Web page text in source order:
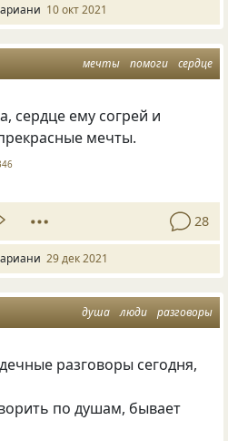
10 окт 2021
мечты помоги сердце
сердце ему согрей и
мечты.
28
29 дек 2021
душа люди разговоры
разговоры сегодня,
по душам, бывает